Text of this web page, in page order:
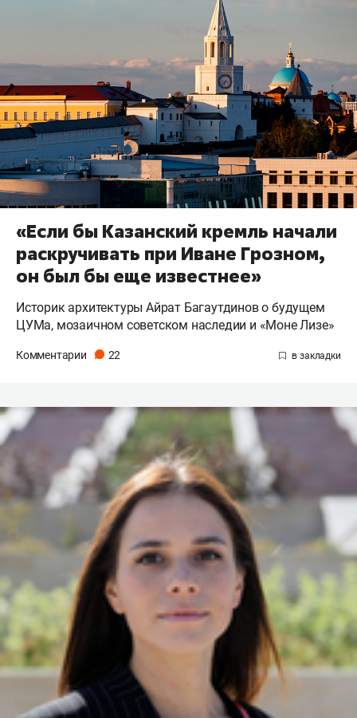
«Если бы Казанский кремль начали
раскручивать при Иване Грозном,
он был бы еще известнее»
Историк архитектуры Айрат Багаутдинов о будущем
ЦУМа, мозаичном советском наследии и «Моне Лизе»
Комментарии 22